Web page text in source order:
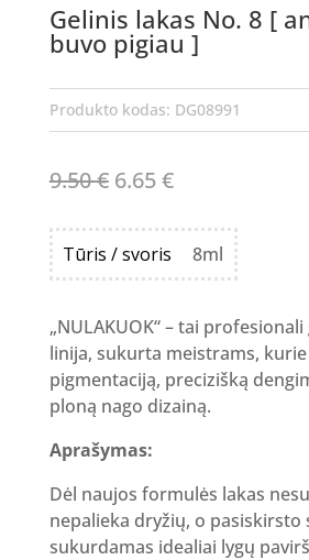
NETURIME
Gelinis lakas No. 8 [
buvo pigiau ]
Produkto kodas: DG08991
9.50€ Original
was:
9.50 €.
6.65€Current
is:
6.65 €.
Tūris / svoris 8ml
„NULAKUOK“ – tai
linija, sukurta meistrams,
pigmentaciją, precizišką
ploną nago dizainą.
Aprašymas:
Dėl naujos formulės lakas
nepalieka dryžių, o pasiskirsto
sukurdamas idealiai lygų